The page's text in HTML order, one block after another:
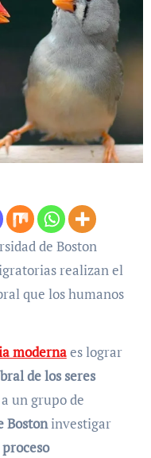
realizan el
que los humanos
modernaes lograr
de los seres
un grupo de
Bostoninvestigar
proceso